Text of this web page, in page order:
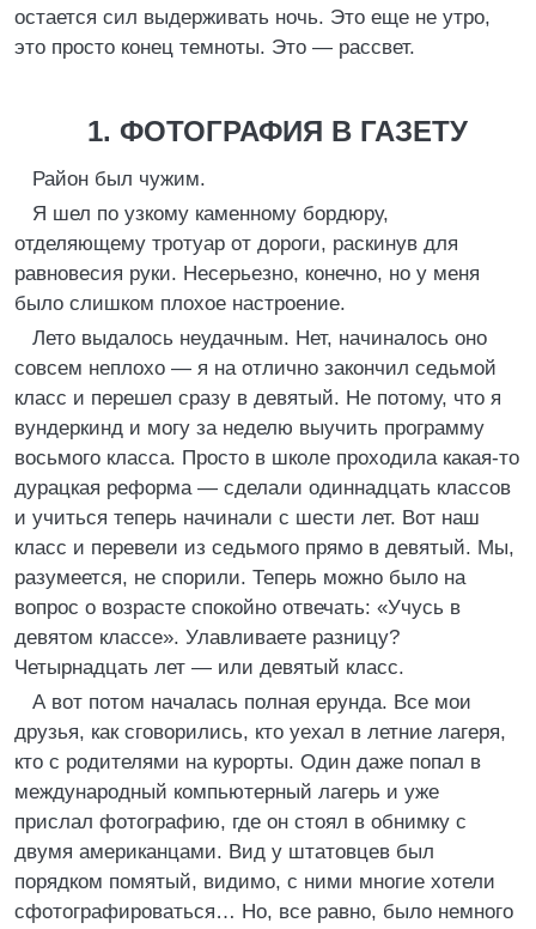
остается сил выдерживать ночь. Это еще не утро,
это просто конец темноты. Это — рассвет.
1. ФОТОГРАФИЯ В ГАЗЕТУ
Район был чужим.
Я шел по узкому каменному бордюру,
отделяющему тротуар от дороги, раскинув для
равновесия руки. Несерьезно, конечно, но у меня
было слишком плохое настроение.
Лето выдалось неудачным. Нет, начиналось оно
совсем неплохо — я на отлично закончил седьмой
класс и перешел сразу в девятый. Не потому, что я
вундеркинд и могу за неделю выучить программу
восьмого класса. Просто в школе проходила какая-то
дурацкая реформа — сделали одиннадцать классов
и учиться теперь начинали с шести лет. Вот наш
класс и перевели из седьмого прямо в девятый. Мы,
разумеется, не спорили. Теперь можно было на
вопрос о возрасте спокойно отвечать: «Учусь в
девятом классе». Улавливаете разницу?
Четырнадцать лет — или девятый класс.
А вот потом началась полная ерунда. Все мои
друзья, как сговорились, кто уехал в летние лагеря,
кто с родителями на курорты. Один даже попал в
международный компьютерный лагерь и уже
прислал фотографию, где он стоял в обнимку с
двумя американцами. Вид у штатовцев был
порядком помятый, видимо, с ними многие хотели
сфотографироваться… Но, все равно, было немного